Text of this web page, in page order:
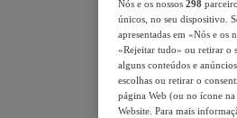
Nós e os nossos 298
únicos, no seu dispositivo.
apresentadas em «Nós e os
«Rejeitar tudo» ou retirar o
alguns conteúdos e
escolhas ou retirar o
página Web (ou no ícone na
Website. Para mais